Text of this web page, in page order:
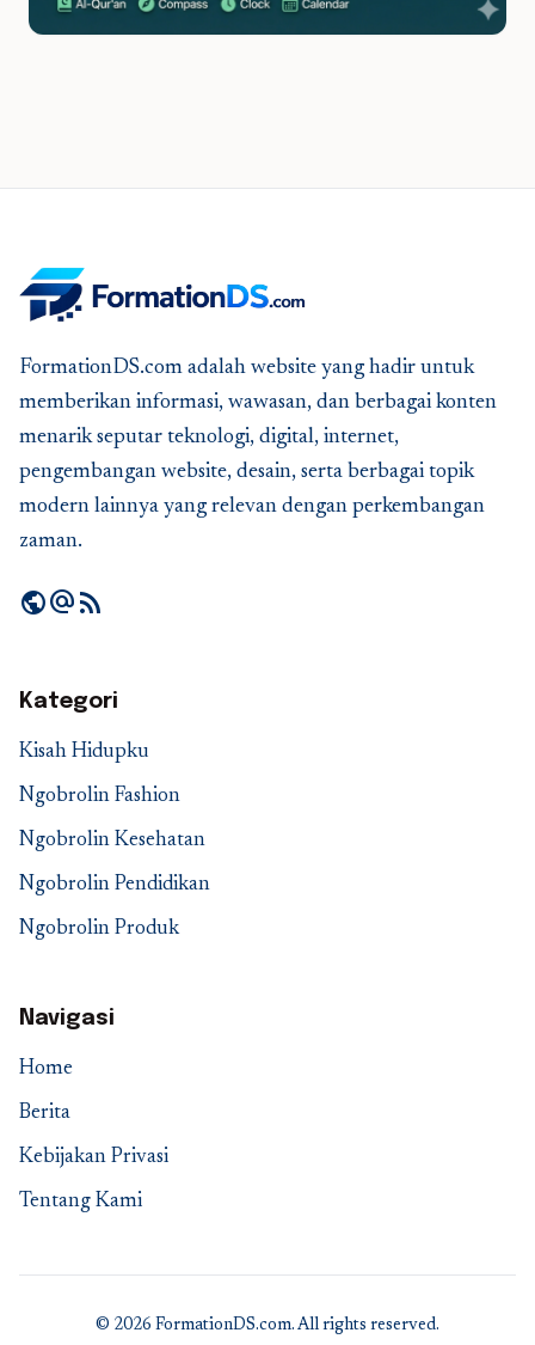
FormationDS.com adalah website yang hadir untuk
memberikan informasi, wawasan, dan berbagai konten
menarik seputar teknologi, digital, internet,
pengembangan website, desain, serta berbagai topik
modern lainnya yang relevan dengan perkembangan
zaman.
publicalternate_emailrss_feed
Kategori
Kisah Hidupku
Ngobrolin Fashion
Ngobrolin Kesehatan
Ngobrolin Pendidikan
Ngobrolin Produk
Navigasi
Home
Berita
Kebijakan Privasi
Tentang Kami
© 2026 FormationDS.com. All rights reserved.